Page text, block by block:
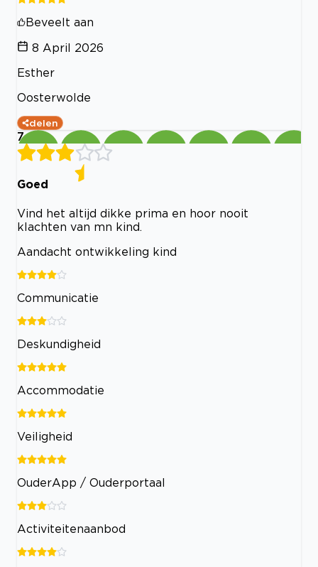
Beveelt aan
8 April 2026
Esther
Oosterwolde
delen
7
Goed
Vind het altijd dikke prima en hoor nooit
klachten van mn kind.
Aandacht ontwikkeling kind
Communicatie
Deskundigheid
Accommodatie
Veiligheid
OuderApp / Ouderportaal
Activiteitenaanbod